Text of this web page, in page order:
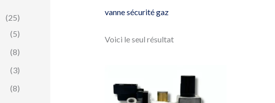
(25)
(5)
(8)
(3)
(8)
vanne sécurité gaz
Voici le seul résultat